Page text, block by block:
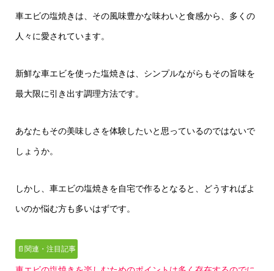
車エビの塩焼きは、その風味豊かな味わいと食感から、多くの
人々に愛されています。
新鮮な車エビを使った塩焼きは、シンプルながらもその旨味を
最大限に引き出す調理方法です。
あなたもその美味しさを体験したいと思っているのではないで
しょうか。
しかし、車エビの塩焼きを自宅で作るとなると、どうすればよ
いのか悩む方も多いはずです。
📄関連・注目記事